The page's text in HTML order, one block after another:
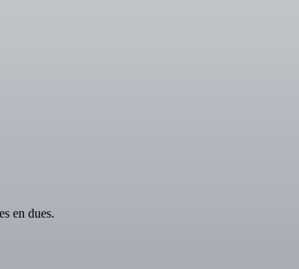
en dues.